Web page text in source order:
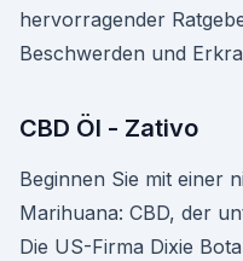
hervorragender
Beschwerden und
CBD Öl - Zativo
Beginnen Sie mit einer
Marihuana: CBD, der
Die US-Firma Dixie